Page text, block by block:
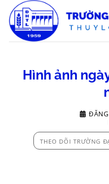
qua
nội
Hình ảnh
THEO DÕI TRƯỜNG